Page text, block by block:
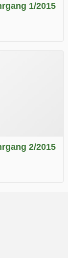
1/2015
2/2015